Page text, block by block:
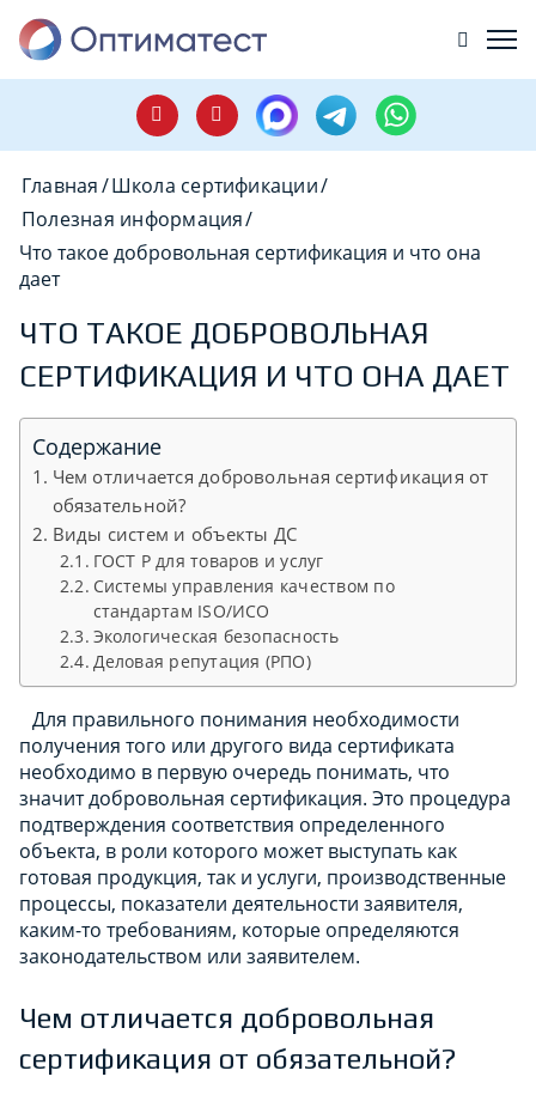
Главная/Школа сертификации/
Полезная информация/
Что такое добровольная сертификация и что она
дает
ЧТО ТАКОЕ ДОБРОВОЛЬНАЯ
СЕРТИФИКАЦИЯ И ЧТО ОНА ДАЕТ
Содержание
Чем отличается добровольная сертификация от
обязательной?
Виды систем и объекты ДС
ГОСТ Р для товаров и услуг
Системы управления качеством по
стандартам ISO/ИСО
Экологическая безопасность
Деловая репутация (РПО)
Для правильного понимания необходимости
получения того или другого вида сертификата
необходимо в первую очередь понимать, что
значит добровольная сертификация. Это процедура
подтверждения соответствия определенного
объекта, в роли которого может выступать как
готовая продукция, так и услуги, производственные
процессы, показатели деятельности заявителя,
каким-то требованиям, которые определяются
законодательством или заявителем.
Чем отличается добровольная
сертификация от обязательной?